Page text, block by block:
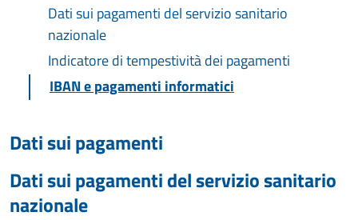
Dati sui pagamenti del servizio sanitario
nazionale
Indicatore di tempestività dei pagamenti
IBAN e pagamenti informatici
Dati sui pagamenti
Dati sui pagamenti del servizio sanitario
nazionale